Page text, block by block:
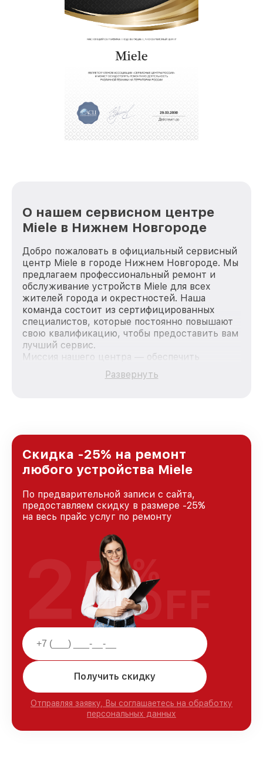
О нашем сервисном центре
Miele в Нижнем Новгороде
Добро пожаловать в официальный сервисный
центр Miele в городе Нижнем Новгороде. Мы
предлагаем профессиональный ремонт и
обслуживание устройств Miele для всех
жителей города и окрестностей. Наша
команда состоит из сертифицированных
специалистов, которые постоянно повышают
свою квалификацию, чтобы предоставить вам
лучший сервис.
Миссия нашего центра — обеспечить
качественный и доступный ремонт для
каждого пользователя продукции Miele, вне
Нижнем Новгороде, постоянно повышая
уровень доверия и лояльности наших
клиентов.
Развернуть
Скидка -25% на ремонт
любого устройства Miele
По предварительной записи с сайта,
предоставляем скидку в размере -25%
на весь прайс услуг по ремонту
Получить скидку
Отправляя заявку, Вы соглашаетесь на обработку
персональных данных
25%
OFF